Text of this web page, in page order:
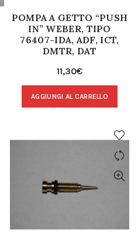
POMPA A GETTO “PUSH
IN” WEBER, TIPO
76407-IDA, ADF, ICT,
DMTR, DAT
11,30€
AGGIUNGI AL CARRELLO